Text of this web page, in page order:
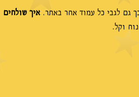
גם לגבי כל עמוד אחר באתר. איך שולחים
וקל.